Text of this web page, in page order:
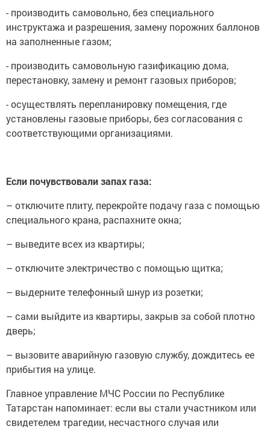
- производить самовольно, без специального
инструктажа и разрешения, замену порожних баллонов
на заполненные газом;
- производить самовольную газификацию дома,
перестановку, замену и ремонт газовых приборов;
- осуществлять перепланировку помещения, где
установлены газовые приборы, без согласования с
соответствующими организациями.
Если почувствовали запах газа:
– отключите плиту, перекройте подачу газа с помощью
специального крана, распахните окна;
– выведите всех из квартиры;
– отключите электричество с помощью щитка;
– выдерните телефонный шнур из розетки;
– сами выйдите из квартиры, закрыв за собой плотно
дверь;
– вызовите аварийную газовую службу, дождитесь ее
прибытия на улице.
Главное управление МЧС России по Республике
Татарстан напоминает: если вы стали участником или
свидетелем трагедии, несчастного случая или